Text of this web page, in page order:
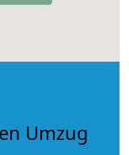
Umzug